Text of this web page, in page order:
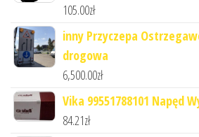
105.00zł
inny Przyczepa
drogowa
6,500.00zł
Vika 99551788101 Napęd
84.21zł